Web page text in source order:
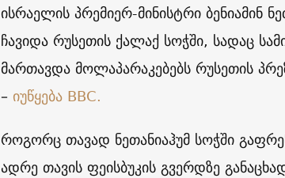
ისრაელის პრემიერ-მინისტრი ბენიამინ
ჩავიდა რუსეთის ქალაქ სოჭში, სადაც
მართავდა მოლაპარაკებებს რუსეთის
– იუწყება ВВС.
როგორც თავად ნეთანიაჰუმ სოჭში
ადრე თავის ფეისბუკის გვერდზე